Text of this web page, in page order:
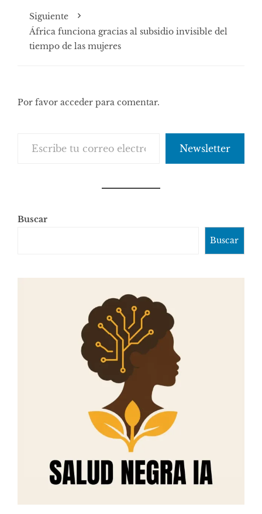
Siguiente
África funciona gracias al subsidio invisible del
tiempo de las mujeres
Por favor acceder para comentar.
Newsletter
Buscar
Buscar